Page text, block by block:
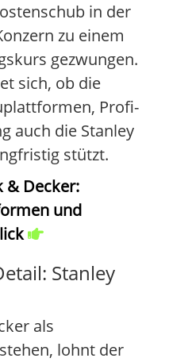
in der
zu einem
gezwungen.
sich, ob die
Profi-
auch die Stanley
stützt.
& Decker:
und
Stanley
als
lohnt der